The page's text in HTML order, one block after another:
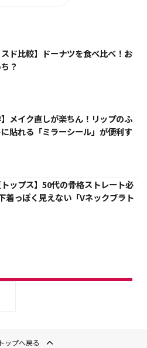
スド比較】ドーナツを食べ比べ！お
？
】メイク直しが楽ちん！リップのふ
貼れる「ミラーシール」が便利す
トップス】50代の骨格ストレート必
着っぽく見えない「Vネックブラト
ップへ戻る